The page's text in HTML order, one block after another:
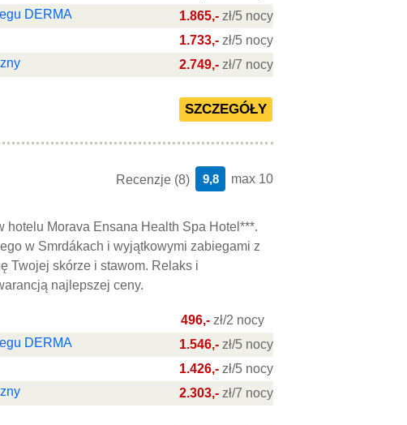
DERMA
1.865,- zł/5 nocy
1.733,- zł/5 nocy
2.749,- zł/7 nocy
Recenzje (8) max 10
9,8
hotelu Morava Ensana Health Spa Hotel***.
w Smrdákach i wyjątkowymi zabiegami z
Twojej skórze i stawom. Relaks i
najlepszej ceny.
496,- zł/2 nocy
DERMA
1.546,- zł/5 nocy
1.426,- zł/5 nocy
2.303,- zł/7 nocy